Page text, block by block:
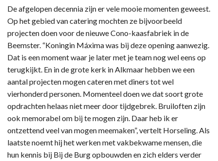
De afgelopen decennia zijn er vele mooie momenten geweest.
Op het gebied van catering mochten ze bijvoorbeeld
projecten doen voor de nieuwe Cono-kaasfabriek in de
Beemster. “Koningin Máxima was bij deze opening aanwezig.
Dat is een moment waar je later met je team nog wel eens op
terugkijkt. En in de grote kerk in Alkmaar hebben we een
aantal projecten mogen cateren met diners tot wel
vierhonderd personen. Momenteel doen we dat soort grote
opdrachten helaas niet meer door tijdgebrek. Bruiloften zijn
ook memorabel om bij te mogen zijn. Daar heb ik er
ontzettend veel van mogen meemaken”, vertelt Horseling. Als
laatste noemt hij het werken met vakbekwame mensen, die
hun kennis bij Bij de Burg opbouwden en zich elders verder